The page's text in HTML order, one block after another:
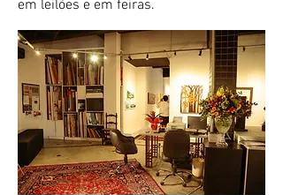
em leilões e em feiras.